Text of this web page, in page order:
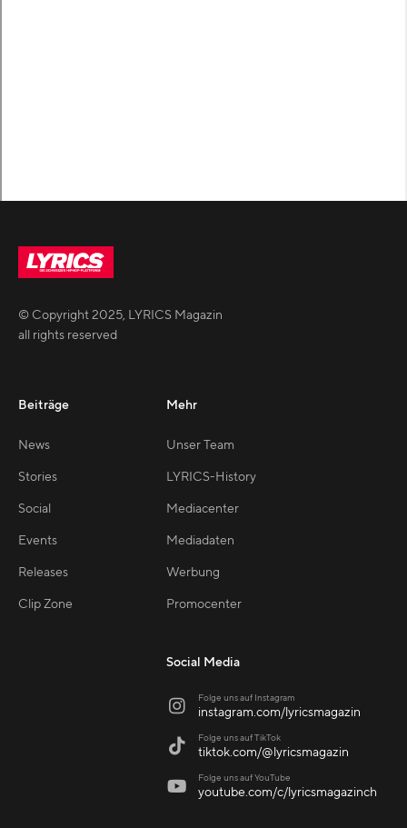
© Copyright2025, LYRICS Magazin
all rights reserved
Beiträge
News
Stories
Social
Events
Releases
Clip Zone
Mehr
Unser Team
LYRICS-History
Mediacenter
Mediadaten
Werbung
Promocenter
Social Media
 Folge uns auf Instagram
instagram.com/lyricsmagazin
 Folge uns auf TikTok
tiktok.com/@lyricsmagazin
 Folge uns auf YouTube
youtube.com/c/lyricsmagazinch